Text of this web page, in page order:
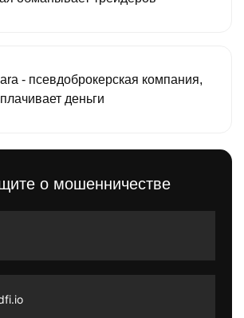
- псевдоброкерская компания,
деньги
о мошенничестве